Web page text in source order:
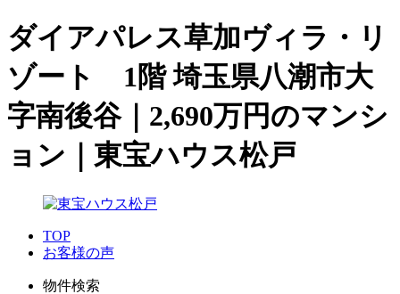
ダイアパレス草加ヴィラ・リ
ゾート 1階 埼玉県八潮市大
字南後谷｜2,690万円のマンシ
ョン｜東宝ハウス松戸
TOP
お客様の声
物件検索